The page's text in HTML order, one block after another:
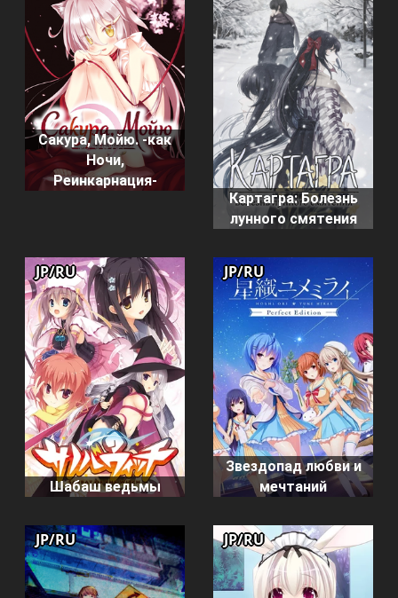
Сакура, Мойю. -как
Ночи,
Реинкарнация-
Картагра: Болезнь
лунного смятения
Шабаш ведьмы
JP/RU
Звездопад любви и
мечтаний
JP/RU
JP/RU JP/RU